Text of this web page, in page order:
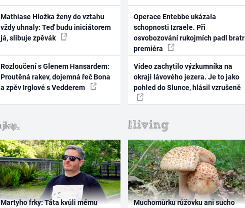
Mathiase Hložka ženy do vztahu
vždy uhnaly: Teď budu iniciátorem
já, slibuje zpěvák
Rozloučení s Glenem Hansardem:
Proutěná rakev, dojemná řeč Bona
a zpěv Irglové s Vedderem
Operace Entebbe ukázala
schopnosti Izraele. Při
osvobozování rukojmích padl bratr
premiéra
Video zachytilo výzkumníka na
okraji lávového jezera. Je to jako
pohled do Slunce, hlásil vzrušeně
Martyho frky: Táta kvůli mému
Muchomůrku růžovku ani sucho